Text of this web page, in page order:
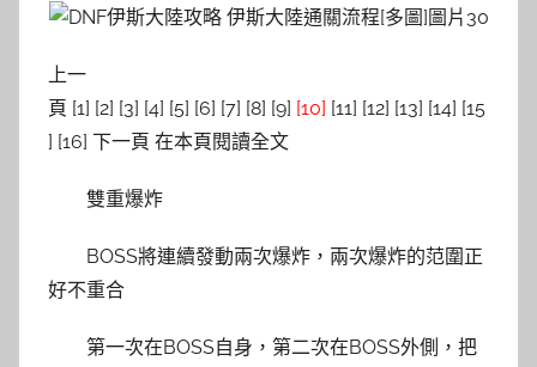
上一
頁 [1] [2] [3] [4] [5] [6] [7] [8] [9] [10] [11] [12] [13] [14] [15
] [16] 下一頁 在本頁閱讀全文
雙重爆炸
BOSS將連續發動兩次爆炸，兩次爆炸的范圍正
好不重合
第一次在BOSS自身，第二次在BOSS外側，把